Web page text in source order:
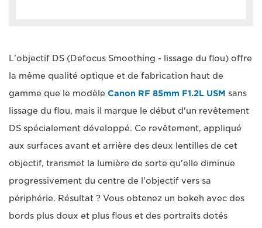
L'objectif DS (Defocus Smoothing - lissage du flou) offre
la même qualité optique et de fabrication haut de
gamme que le modèle Canon RF 85mm F1.2L USM sans
lissage du flou, mais il marque le début d'un revêtement
DS spécialement développé. Ce revêtement, appliqué
aux surfaces avant et arrière des deux lentilles de cet
objectif, transmet la lumière de sorte qu'elle diminue
progressivement du centre de l'objectif vers sa
périphérie. Résultat ? Vous obtenez un bokeh avec des
bords plus doux et plus flous et des portraits dotés